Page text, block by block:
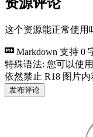
这个资源能正常使用
Markdown 支持 0
特殊语法: 您可以使
依然禁止 R18 图片内
发布评论